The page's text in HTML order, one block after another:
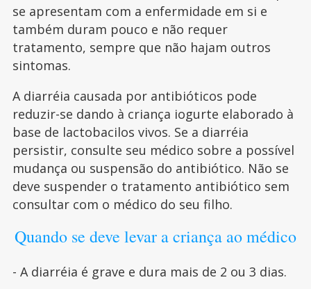
se apresentam com a enfermidade em si e
também duram pouco e não requer
tratamento, sempre que não hajam outros
sintomas.
A diarréia causada por antibióticos pode
reduzir-se dando à criança iogurte elaborado à
base de lactobacilos vivos. Se a diarréia
persistir, consulte seu médico sobre a possível
mudança ou suspensão do antibiótico. Não se
deve suspender o tratamento antibiótico sem
consultar com o médico do seu filho.
Quando se deve levar a criança ao médico
- A diarréia é grave e dura mais de 2 ou 3 dias.